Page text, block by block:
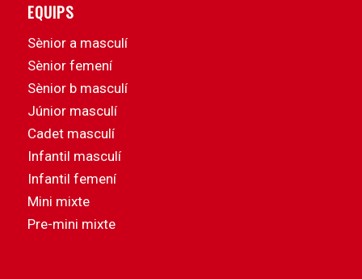
EQUIPS
Sènior a masculí
Sènior femení
Sènior b masculí
Júnior masculí
Cadet masculí
Infantil masculí
Infantil femení
Mini mixte
Pre-mini mixte